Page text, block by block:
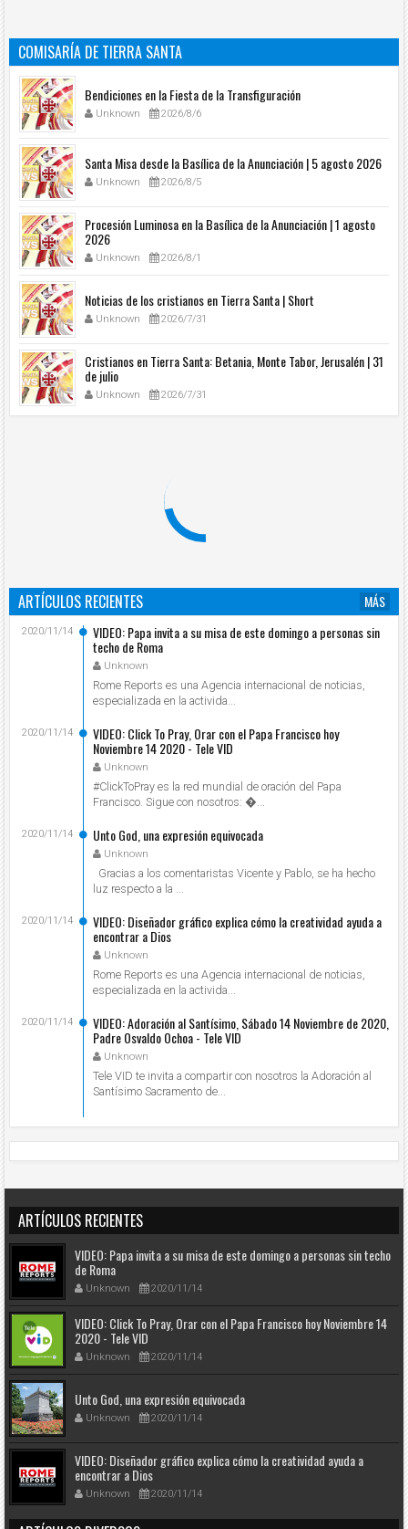
COMISARÍA DE TIERRA SANTA
Bendiciones en la Fiesta de la Transfiguración
Unknown 2026/8/6
Santa Misa desde la Basílica de la Anunciación | 5 agosto 2026
Unknown 2026/8/5
Procesión Luminosa en la Basílica de la Anunciación | 1 agosto
2026
Unknown 2026/8/1
Noticias de los cristianos en Tierra Santa | Short
Unknown 2026/7/31
Cristianos en Tierra Santa: Betania, Monte Tabor, Jerusalén | 31
de julio
Unknown 2026/7/31
ARTÍCULOS RECIENTES
MÁS
VIDEO: Papa invita a su misa de este domingo a personas sin
techo de Roma
Unknown
2020/11/14
Rome Reports es una Agencia internacional de noticias,
especializada en la activida...
VIDEO: Click To Pray, Orar con el Papa Francisco hoy
Noviembre 14 2020 - Tele VID
Unknown
2020/11/14
#ClickToPray es la red mundial de oración del Papa
Francisco. Sigue con nosotros: ...
Unto God, una expresión equivocada
Unknown
2020/11/14
Gracias a los comentaristas Vicente y Pablo, se ha hecho
luz respecto a la ...
VIDEO: Diseñador gráfico explica cómo la creatividad ayuda a
encontrar a Dios
Unknown
2020/11/14
Rome Reports es una Agencia internacional de noticias,
especializada en la activida...
VIDEO: Adoración al Santísimo, Sábado 14 Noviembre de 2020,
Padre Osvaldo Ochoa - Tele VID
Unknown
2020/11/14
Tele VID te invita a compartir con nosotros la Adoración al
Santísimo Sacramento de...
ARTÍCULOS RECIENTES
VIDEO: Papa invita a su misa de este domingo a personas sin techo
de Roma
Unknown 2020/11/14
VIDEO: Click To Pray, Orar con el Papa Francisco hoy Noviembre 14
2020 - Tele VID
Unknown 2020/11/14
Unto God, una expresión equivocada
Unknown 2020/11/14
VIDEO: Diseñador gráfico explica cómo la creatividad ayuda a
encontrar a Dios
Unknown 2020/11/14